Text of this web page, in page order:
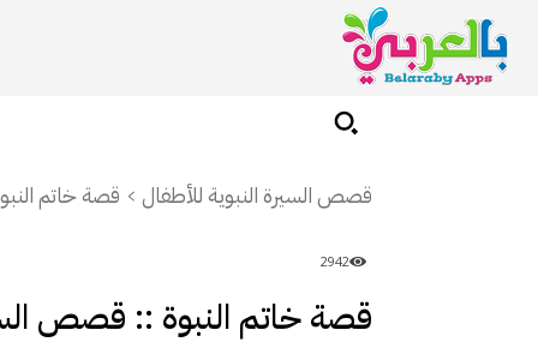
قصص السيرة النبوية للأطفال قصة خاتم
2942
قصة خاتم النبوة :: قصص